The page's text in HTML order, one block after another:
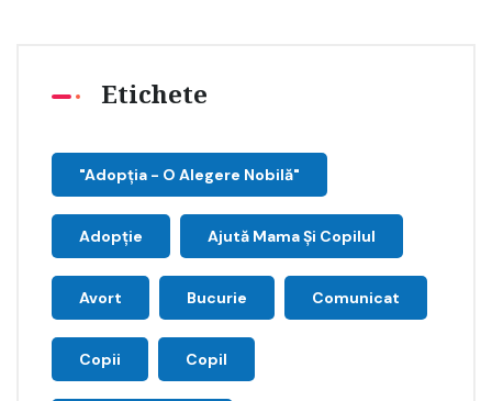
Etichete
"Adopţia - O Alegere Nobilă"
Adopție Ajută Mama Și Copilul
Avort Bucurie Comunicat
Copii Copil